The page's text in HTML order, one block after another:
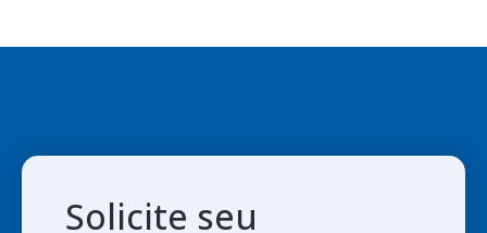
Solicite seu